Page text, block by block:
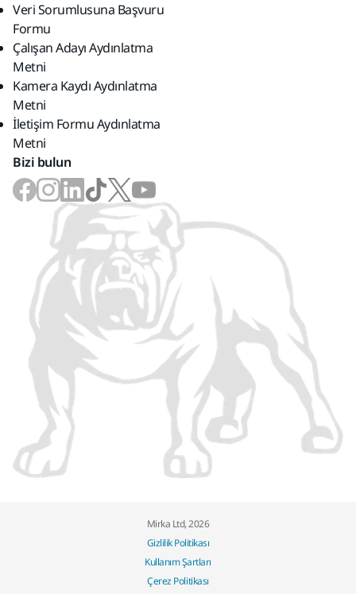
Veri Sorumlusuna Başvuru
Formu
Çalışan Adayı Aydınlatma
Metni
Kamera Kaydı Aydınlatma
Metni
İletişim Formu Aydınlatma
Metni
Bizi bulun
Mirka Ltd, 2026
Gizlilik Politikası
Kullanım Şartları
Çerez Politikası